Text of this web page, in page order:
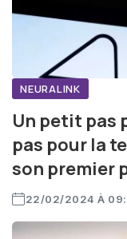
NEURALINK
Un petit pas
pas pour la
son premier
22/02/2024 À